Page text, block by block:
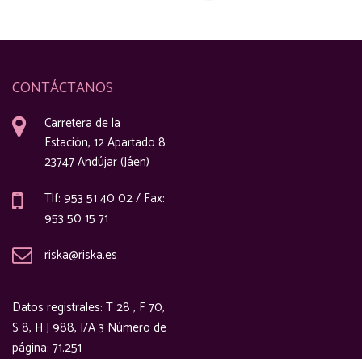
CONTÁCTANOS
Carretera de la
Estación, 12 Apartado 8
23747 Andújar (Jáen)
Tlf: 953 51 40 02 / Fax:
953 50 15 71
riska@riska.es
Datos registrales: T 28 , F 70,
S 8, H J 988, I/A 3 Número de
página: 71.251